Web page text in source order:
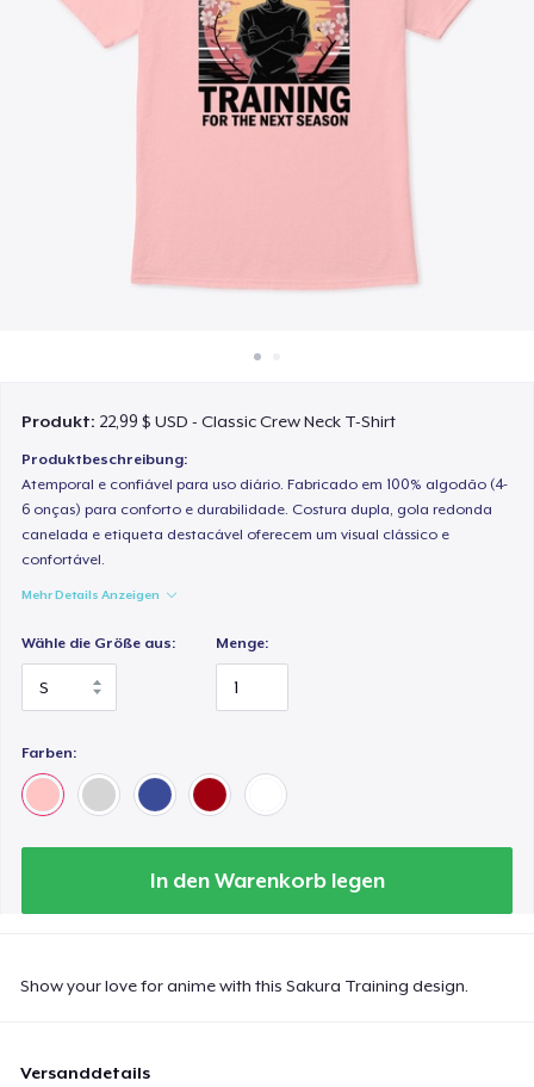
Überall verkaufen
Etwas verkaufen
Produkt: 22,99 $ USD - Classic Crew Neck T-Shirt
Produktbeschreibung:
Atemporal e confiável para uso diário. Fabricado em 100% algodão (4-
6 onças) para conforto e durabilidade. Costura dupla, gola redonda
canelada e etiqueta destacável oferecem um visual clássico e
confortável.
Mehr Details Anzeigen
Wähle die Größe aus: Menge:
Farben:
In den Warenkorb legen
Show your love for anime with this Sakura Training design.
Versanddetails